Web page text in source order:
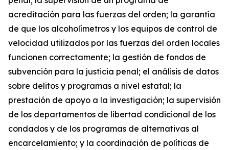
acreditación para las fuerzas del orden; la garantía
de que los alcoholímetros y los equipos de control de
velocidad utilizados por las fuerzas del orden locales
funcionen correctamente; la gestión de fondos de
subvención para la justicia penal; el análisis de datos
sobre delitos y programas a nivel estatal; la
prestación de apoyo a la investigación; la supervisión
de los departamentos de libertad condicional de los
condados y de los programas de alternativas al
encarcelamiento; y la coordinación de políticas de